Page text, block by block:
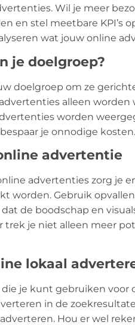
Wil je meer
en stel meetbare
wat jouw online
je doelgroep?
doelgroep om ze
alleen worden
worden
je onnodige kosten.
advertentie
advertenties zorg je
worden. Gebruik
dat de boodschap en
je niet alleen meer
lokaal
je kunt gebruiken voor
in de
Hou er wel